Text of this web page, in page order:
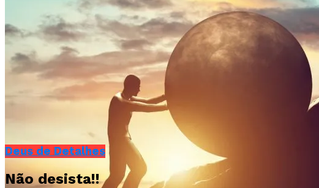
Deus de Detalhes
Não desista!!